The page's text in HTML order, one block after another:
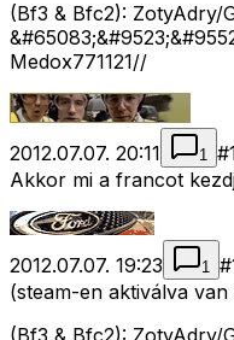
(Bf3 & Bfc2): ZotyAdry/
Medox771121//
2012.07.07. 20:11 1 #
Akkor mi a francot
2012.07.07. 19:23 1 #
(steam-en aktiválva